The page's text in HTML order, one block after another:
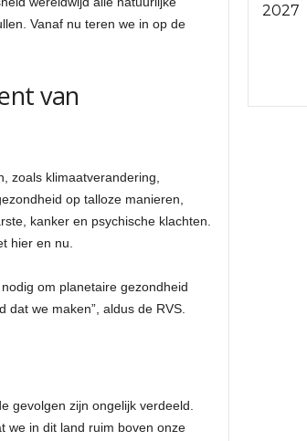
Vanaf nu teren we in op de
van
zoals klimaatverandering,
op talloze manieren,
kanker en psychische klachten.
hier en nu.
om planetaire gezondheid
we maken”, aldus de RVS.
gevolgen zijn ongelijk verdeeld.
we in dit land ruim boven onze
2027